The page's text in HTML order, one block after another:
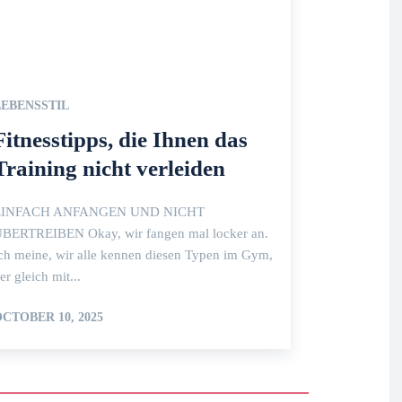
die
das Training
verleiden
ANFANGEN UND NICHT
Okay, wir fangen mal
an. Ich meine, wir alle kennen
Typen im Gym, der gleich mit...
10, 2025